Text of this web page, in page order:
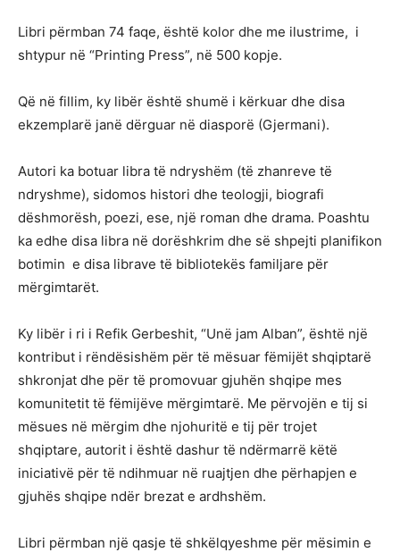
Libri përmban 74 faqe, është kolor dhe me ilustrime, i
shtypur në “Printing Press”, në 500 kopje.
Që në fillim, ky libër është shumë i kërkuar dhe disa
ekzemplarë janë dërguar në diasporë (Gjermani).
Autori ka botuar libra të ndryshëm (të zhanreve të
ndryshme), sidomos histori dhe teologji, biografi
dëshmorësh, poezi, ese, një roman dhe drama. Poashtu
ka edhe disa libra në dorëshkrim dhe së shpejti planifikon
botimin e disa librave të bibliotekës familjare për
mërgimtarët.
Ky libër i ri i Refik Gerbeshit, “Unë jam Alban”, është një
kontribut i rëndësishëm për të mësuar fëmijët shqiptarë
shkronjat dhe për të promovuar gjuhën shqipe mes
komunitetit të fëmijëve mërgimtarë. Me përvojën e tij si
mësues në mërgim dhe njohuritë e tij për trojet
shqiptare, autorit i është dashur të ndërmarrë këtë
iniciativë për të ndihmuar në ruajtjen dhe përhapjen e
gjuhës shqipe ndër brezat e ardhshëm.
Libri përmban një qasje të shkëlqyeshme për mësimin e